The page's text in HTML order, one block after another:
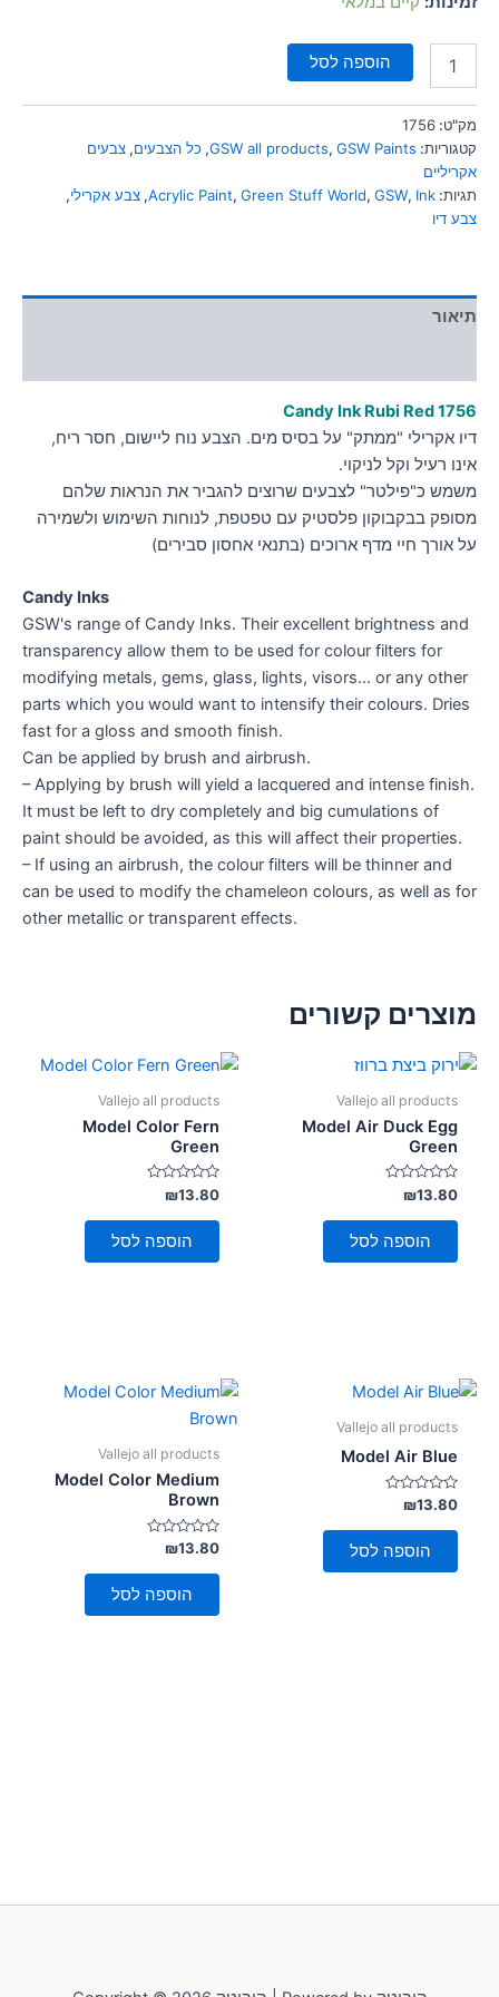
כל
הוספה לסל
מק"ט: 1756
קטגוריות:
GSW all products, GSW Paints
, כל הצבעים, צבעים
אקריליים
תגיות:
Acrylic Paint, Green Stuff World, GSW, Ink
, צבע אקרילי,
צבע דיו
תיאור
Candy Ink Rubi Red 1756
דיו אקרילי "ממתק" על בסיס מים. הצבע נוח ליישום, חסר ריח,
אינו רעיל וקל לניקוי.
משמש כ"פילטר" לצבעים שרוצים להגביר את הנראות שלהם
מסופק בבקבוקון פלסטיק עם טפטפת, לנוחות השימוש ולשמירה
על אורך חיי מדף ארוכים (בתנאי אחסון סבירים)
Candy Inks
GSW's range of Candy Inks. Their excellent brightness and
transparency allow them to be used for colour filters for
modifying metals, gems, glass, lights, visors… or any other
parts which you would want to intensify their colours. Dries
fast for a gloss and smooth finish.
Can be applied by brush and airbrush.
– Applying by brush will yield a lacquered and intense finish.
It must be left to dry completely and big cumulations of
paint should be avoided, as this will affect their properties.
– If using an airbrush, the colour filters will be thinner and
can be used to modify the chameleon colours, as well as for
other metallic or transparent effects.
מוצרים קשורים
Vallejo all products
Model Air Duck Egg
Green
דורג
0
מתוך
₪13.80
הוספה לסל
Vallejo all products
Model Color Fern
Green
דורג
0
מתוך
₪13.80
הוספה לסל
Vallejo all products
Model Air Blue
דורג
0
מתוך
₪13.80
הוספה לסל
Vallejo all products
Model Color Medium
Brown
דורג
0
מתוך
₪13.80
הוספה לסל